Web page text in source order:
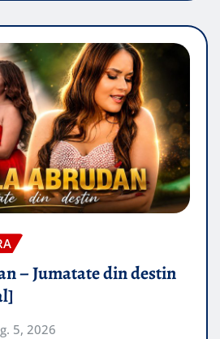
– Jumatate din destin
5, 2026